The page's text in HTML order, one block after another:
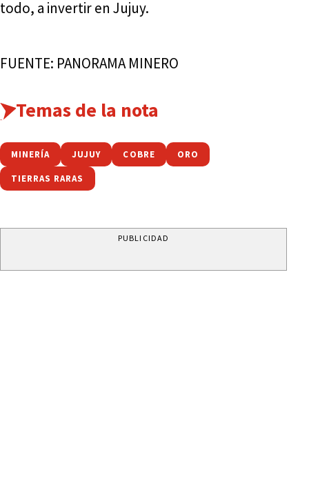
todo, a invertir en Jujuy.
FUENTE: PANORAMA MINERO
Temas de la nota
MINERÍA JUJUY COBRE ORO
TIERRAS RARAS
PUBLICIDAD